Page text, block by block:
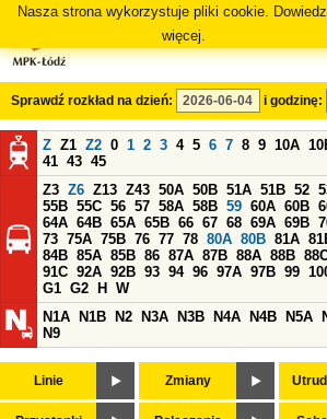
Nasza strona wykorzystuje pliki cookie.
więcej.
Sprawdź rozkład na dzień: i godzinę:
Z Z1 Z2 0 1 2 3 4 5 6 7 8 9 10A
41 43 45
Z3 Z6 Z13 Z43 50A 50B 51A 51B 52
55B 55C 56 57 58A 58B 59 60A 60B
64A 64B 65A 65B 66 67 68 69A 69B
73 75A 75B 76 77 78 80A 80B 81A
84B 85A 85B 86 87A 87B 88A 88B
91C 92A 92B 93 94 96 97A 97B 99
G1 G2 H
W
N1A
N1B N2 N3A N3B N4A N4B N5A
N9
Linie Zmiany